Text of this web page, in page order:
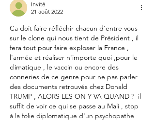
Invité
21 août 2022
Ca doit faire réfléchir chacun d'entre vous
sur le clone qui nous tient de Président , il
fera tout pour faire exploser la France ,
l'armée et réaliser n'importe quoi ,pour le
climatique , le vaccin ou encore des
conneries de ce genre pour ne pas parler
des documents retrouvés chez Donald
TRUMP , ALORS LES ON Y VA QUAND ?  il
suffit de voir ce qui se passe au Mali , stop
à la folie diplomatique d'un psychopathe